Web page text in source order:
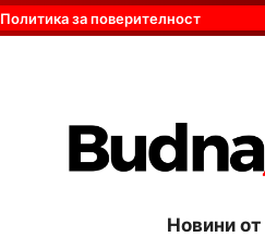
Политика за поверителност
Новини от